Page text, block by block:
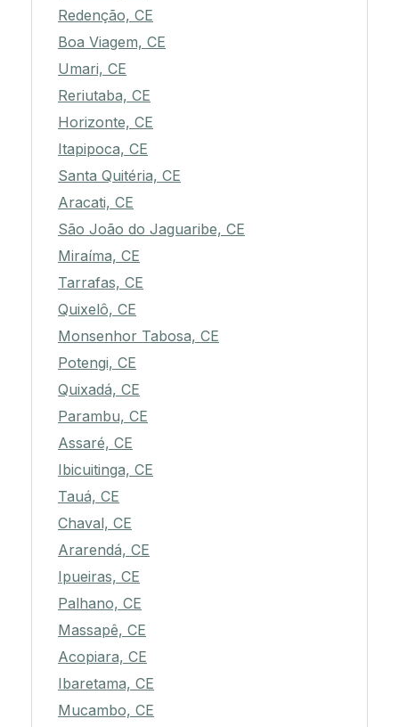
Redenção, CE
Boa Viagem, CE
Umari, CE
Reriutaba, CE
Horizonte, CE
Itapipoca, CE
Santa Quitéria, CE
Aracati, CE
São João do Jaguaribe, CE
Miraíma, CE
Tarrafas, CE
Quixelô, CE
Monsenhor Tabosa, CE
Potengi, CE
Quixadá, CE
Parambu, CE
Assaré, CE
Ibicuitinga, CE
Tauá, CE
Chaval, CE
Ararendá, CE
Ipueiras, CE
Palhano, CE
Massapê, CE
Acopiara, CE
Ibaretama, CE
Mucambo, CE